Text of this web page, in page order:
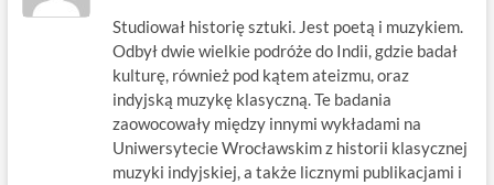
Studiował historię sztuki. Jest poetą i muzykiem.
Odbył dwie wielkie podróże do Indii, gdzie badał
kulturę, również pod kątem ateizmu, oraz
indyjską muzykę klasyczną. Te badania
zaowocowały między innymi wykładami na
Uniwersytecie Wrocławskim z historii klasycznej
muzyki indyjskiej, a także licznymi publikacjami i